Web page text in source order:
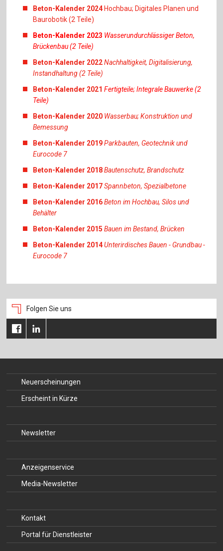
Beton-Kalender 2024 Hochbau; Digitales Planen und
Baurobotik (2 Teile)
Beton-Kalender 2023 Wasserundurchlässiger Beton,
Brückenbau (2 Teile)
Beton-Kalender 2022Nachhaltigkeit, Digitalisierung,
Instandhaltung (2 Teile)
Beton-Kalender 2021Fertigteile; Integrale Bauwerke (2
Teile)
Beton-Kalender 2020 Wasserbau; Konstruktion und
Bemessung
Beton-Kalender 2019Parkbauten, Geotechnik und
Eurocode 7
Beton-Kalender 2018Bautenschutz, Brandschutz
Beton-Kalender 2017Spannbeton, Spezialbetone
Beton-Kalender 2016Beton im Hochbau, Silos und
Behälter
Beton-Kalender 2015Bauen im Bestand, Brücken
Beton-Kalender 2014Unterirdisches Bauen - Grundbau -
Eurocode 7
Folgen Sie uns
Neuerscheinungen
Erscheint in Kürze
Newsletter
Anzeigenservice
Media-Newsletter
Kontakt
Portal für Dienstleister